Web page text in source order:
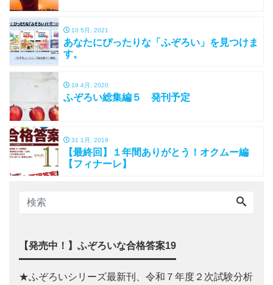
10 5月, 2021
あなたにぴったりな「ふぞろい」を見つけま
す。
19 4月, 2020
ふぞろい総集編５ 発刊予定
31 1月, 2019
【最終回】１年間ありがとう！オクムー編
【フィナーレ】
【発売中！】ふぞろいな合格答案19
★ふぞろいシリーズ最新刊、令和７年度２次試験分析